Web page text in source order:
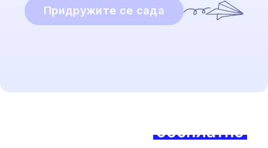
Придружите се сада
Придружите себесплатно